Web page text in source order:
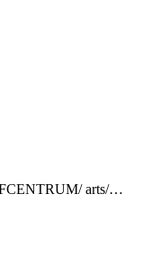
arts/…